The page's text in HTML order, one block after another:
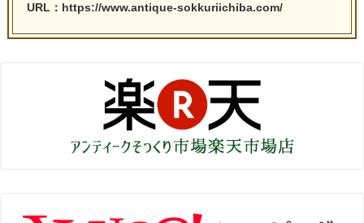
URL：https://www.antique-sokkuriichiba.com/